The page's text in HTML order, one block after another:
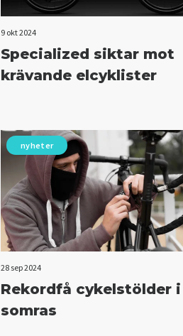
9 okt 2024
Specialized siktar mot
krävande elcyklister
nyheter
28 sep 2024
Rekordfå cykelstölder i
somras